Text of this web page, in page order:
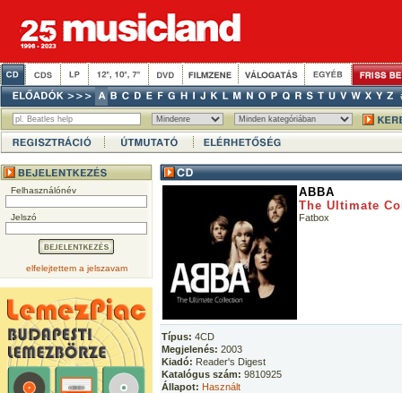
Felhasználónév
Jelszó
elfelejtettem a jelszavam
ABBA
The Ultimate
Fatbox
Típus: 4CD
Megjelenés: 2003
Kiadó: Reader's Digest
Katalógus szám: 9810925
Állapot: Használt